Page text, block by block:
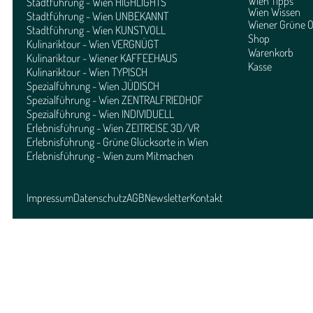
Stadtführung - Wien UNBEKANNT
Stadtführung - Wien KUNSTVOLL
Kulinariktour - Wien VERGNÜGT
Kulinariktour - Wiener KAFFEEHAUS
Kulinariktour - Wien TYPISCH
Spezialführung - Wien JÜDISCH
Spezialführung - Wien ZENTRALFRIEDHOF
Spezialführung - Wien INDIVIDUELL
Erlebnisführung - Wien ZEITREISE 3D/VR
Erlebnisführung - Grüne Glücksorte in Wien
Erlebnisführung - Wien zum Mitmachen
Wien Wissen
Wiener Grüne
Shop
Warenkorb
Kasse
ImpressumDatenschutzAGBNewsletterKontakt